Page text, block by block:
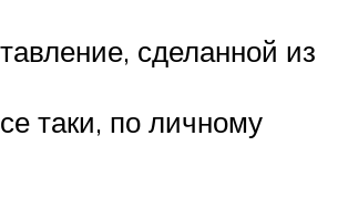
сделанной из
таки, по личному